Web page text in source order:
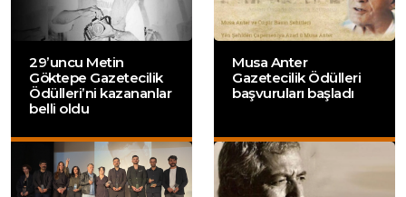
29’uncu Metin
Göktepe Gazetecilik
Ödülleri’ni kazananlar
belli oldu
Musa Anter
Gazetecilik Ödülleri
başvuruları başladı